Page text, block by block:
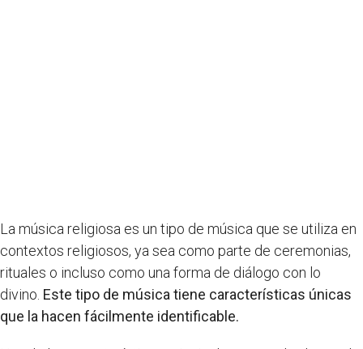
La música religiosa es un tipo de música que se utiliza en
contextos religiosos, ya sea como parte de ceremonias,
rituales o incluso como una forma de diálogo con lo
divino. Este tipo de música tiene características únicas
que la hacen fácilmente identificable.